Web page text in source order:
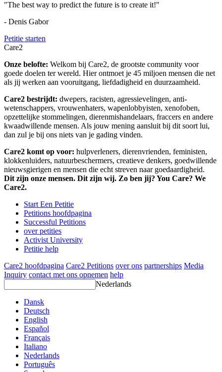
"The best way to predict the future is to create it!"
- Denis Gabor
Petitie starten
Care2
Onze belofte: Welkom bij Care2, de grootste community voor
goede doelen ter wereld. Hier ontmoet je 45 miljoen mensen die net
als jij werken aan vooruitgang, liefdadigheid en duurzaamheid.
Care2 bestrijdt: dwepers, racisten, agressievelingen, anti-
wetenschappers, vrouwenhaters, wapenlobbyisten, xenofoben,
opzettelijke stommelingen, dierenmishandelaars, fraccers en andere
kwaadwillende mensen. Als jouw mening aansluit bij dit soort lui,
dan zul je bij ons niets van je gading vinden.
Care2 komt op voor: hulpverleners, dierenvrienden, feministen,
klokkenluiders, natuurbeschermers, creatieve denkers, goedwillende
nieuwsgierigen en mensen die echt streven naar goedaardigheid.
Dit zijn onze mensen. Dit zijn wij. Zo ben jij? You Care? We
Care2.
Start Een Petitie
Petitions hoofdpagina
Successful Petitions
over petities
Activist University
Petitie help
Care2 hoofdpagina Care2 Petitions over ons partnerships Media
Inquiry contact met ons opnemen help
Nederlands
Dansk
Deutsch
English
Español
Français
Italiano
Nederlands
Português